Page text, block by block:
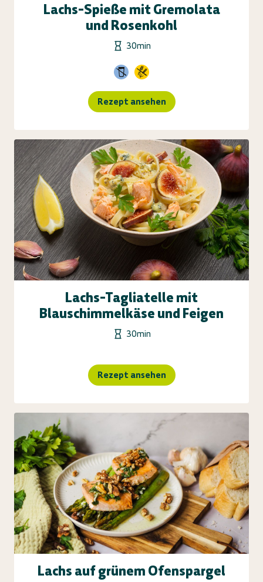
Lachs-Spieße mit Gremolata
und Rosenkohl
30min
Rezept ansehen
Lachs-Tagliatelle mit
Blauschimmelkäse und Feigen
30min
Rezept ansehen
Lachs auf grünem Ofenspargel